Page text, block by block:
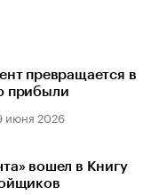
превращается в
прибыли
июня 2026
вошел в Книгу